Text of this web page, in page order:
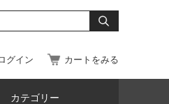
グイン カートをみる
カテゴリー